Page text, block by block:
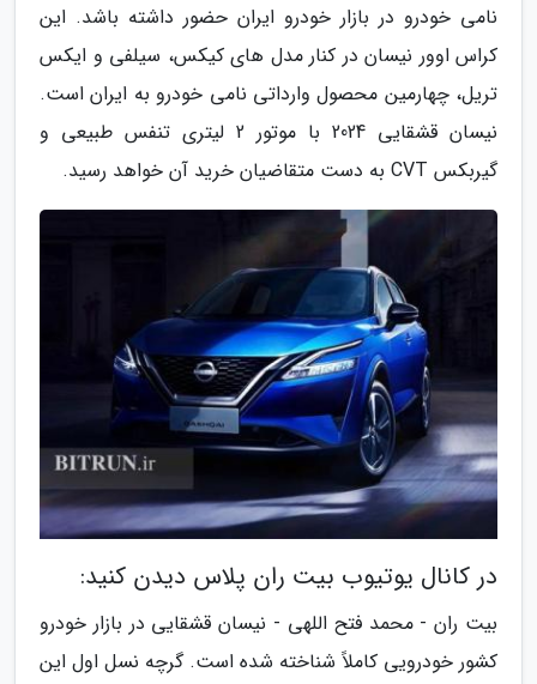
نامی خودرو در بازار خودرو ایران حضور داشته باشد. این
کراس اوور نیسان در کنار مدل های کیکس، سیلفی و ایکس
تریل، چهارمین محصول وارداتی نامی خودرو به ایران است.
نیسان قشقایی 2024 با موتور 2 لیتری تنفس طبیعی و
گیربکس CVT به دست متقاضیان خرید آن خواهد رسید.
در کانال یوتیوب بیت ران پلاس دیدن کنید:
بیت ران - محمد فتح اللهی - نیسان قشقایی در بازار خودرو
کشور خودرویی کاملاً شناخته شده است. گرچه نسل اول این